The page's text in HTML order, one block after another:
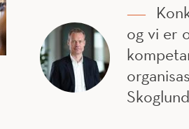
og vi er